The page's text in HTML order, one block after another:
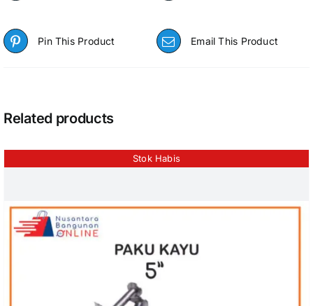
Pin This Product Email This Product
Related products
Stok Habis